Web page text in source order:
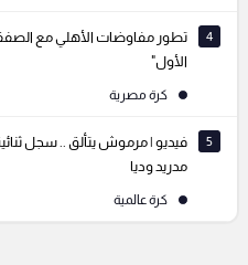
4
تطور مفاوضات الأهلي مع
الأول"
كرة مصرية
5
فيديو | مرموش يتألق .. سجل
مدريد وديا
كرة عالمية